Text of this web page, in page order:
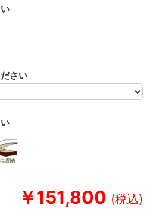
￥151,800
さい